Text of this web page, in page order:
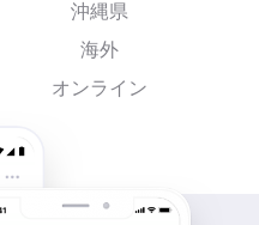
沖縄県
海外
オンライン